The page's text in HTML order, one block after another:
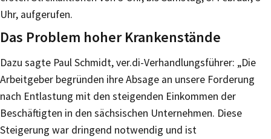
Uhr, aufgerufen.
Das Problem hoher Krankenstände
Dazu sagte Paul Schmidt, ver.di-Verhandlungsführer: „Die
Arbeitgeber begründen ihre Absage an unsere Forderung
nach Entlastung mit den steigenden Einkommen der
Beschäftigten in den sächsischen Unternehmen. Diese
Steigerung war dringend notwendig und ist